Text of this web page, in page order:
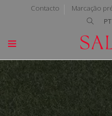
Contacto Marcação
PT